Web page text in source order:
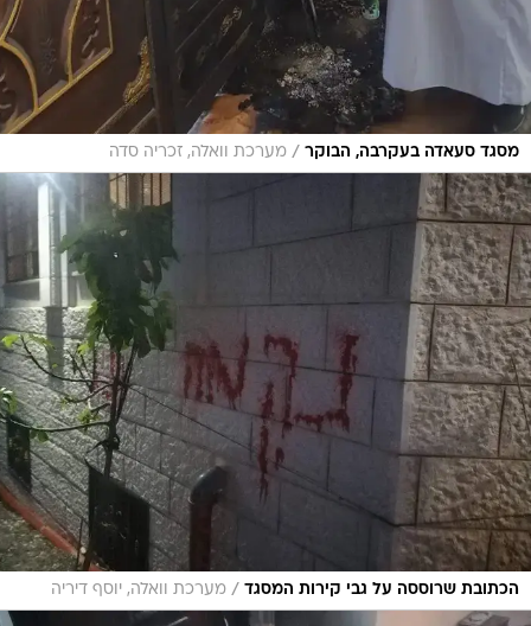
מסגד סעאדה בעקרבה, הבוקר / מערכת וואלה, זכריה סדה
הכתובת שרוססה על גבי קירות המסגד / מערכת וואלה, יוסף דיריה